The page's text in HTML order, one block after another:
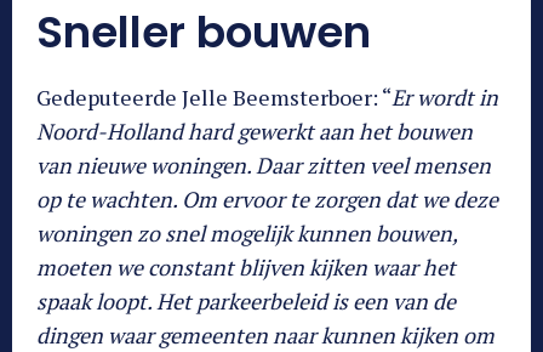
Sneller bouwen
Gedeputeerde Jelle Beemsterboer: “Er wordt in
Noord-Holland hard gewerkt aan het bouwen
van nieuwe woningen. Daar zitten veel mensen
op te wachten. Om ervoor te zorgen dat we deze
woningen zo snel mogelijk kunnen bouwen,
moeten we constant blijven kijken waar het
spaak loopt. Het parkeerbeleid is een van de
dingen waar gemeenten naar kunnen kijken om